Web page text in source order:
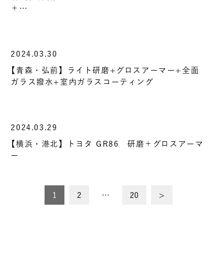
＋…
2024.03.30
【青森・弘前】ライト研磨+グロスアーマー+全面
ガラス撥水+室内ガラスコーティング
2024.03.29
【横浜・港北】トヨタ GR86 研磨＋グロスアーマ
ー
1 2 … 20 >